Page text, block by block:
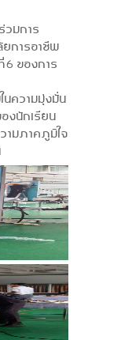
วมการ
ยการอาชีพ
6 ของการ
นความมุ่งมั่น
งนักเรียน
ามภาคภูมิใจ